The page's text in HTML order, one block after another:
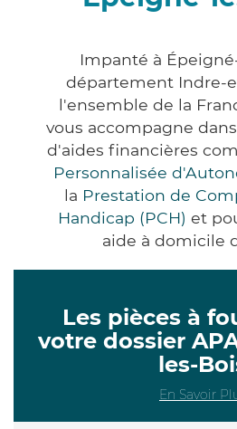
Impanté à
département Indre-
l'ensemble de la
vous accompagne
d'aides financières
Personnalisée
la Prestation de
Handicap (PCH) et
aide à domicile
Les pièces à
votre dossier
les-
En Savoir